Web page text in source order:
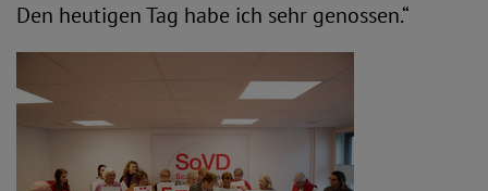
Den heutigen Tag habe ich sehr genossen.“